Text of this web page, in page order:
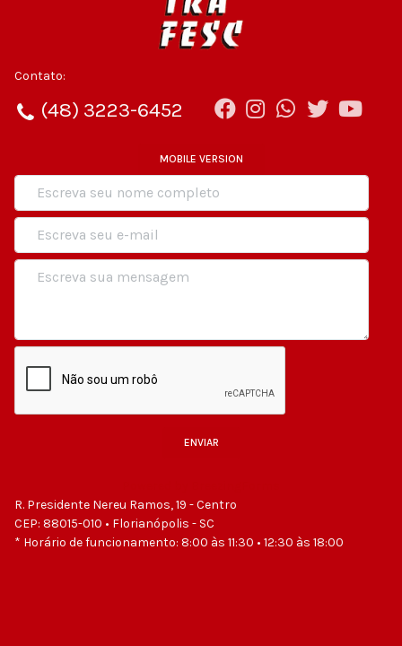
Contato:
(48) 3223-6452
MOBILE VERSION
ENVIAR
R. Presidente Nereu Ramos, 19 - Centro
CEP: 88015-010 • Florianópolis - SC
* Horário de funcionamento: 8:00 às 11:30 • 12:30 às 18:00